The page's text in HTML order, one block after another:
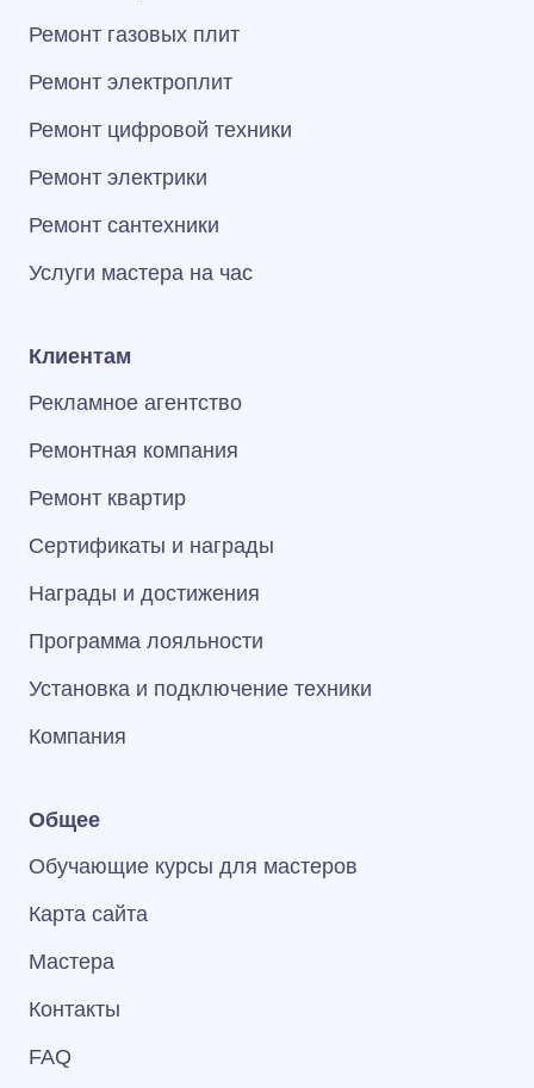
Ремонт газовых плит
Ремонт электроплит
Ремонт цифровой техники
Ремонт электрики
Ремонт сантехники
Услуги мастера на час
Клиентам
Рекламное агентство
Ремонтная компания
Ремонт квартир
Сертификаты и награды
Награды и достижения
Программа лояльности
Установка и подключение техники
Компания
Общее
Обучающие курсы для мастеров
Карта сайта
Мастера
Контакты
FAQ